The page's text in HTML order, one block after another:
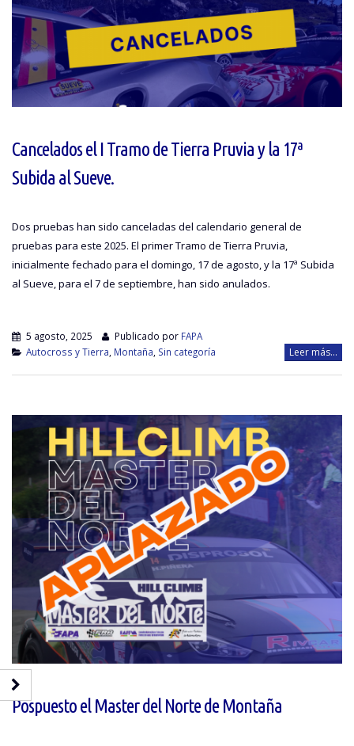
Cancelados el I Tramo de Tierra Pruvia y la 17ª
Subida al Sueve.
Dos pruebas han sido canceladas del calendario general de
pruebas para este 2025. El primer Tramo de Tierra Pruvia,
inicialmente fechado para el domingo, 17 de agosto, y la 17ª Subida
al Sueve, para el 7 de septiembre, han sido anulados.
5 agosto, 2025 Publicado por FAPA
Autocross y Tierra Montaña Sin categoría Leer más...
Pospuesto el Master del Norte de Montaña